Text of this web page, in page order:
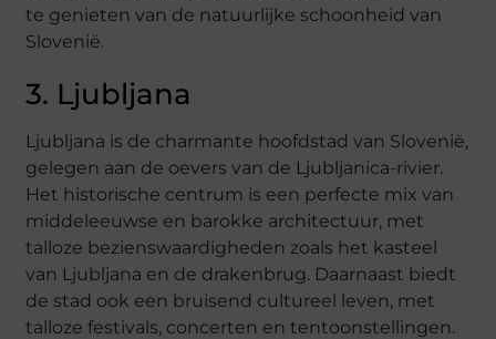
te genieten van de natuurlijke schoonheid van
Slovenië.
3. Ljubljana
Ljubljana is de charmante hoofdstad van Slovenië,
gelegen aan de oevers van de Ljubljanica-rivier.
Het historische centrum is een perfecte mix van
middeleeuwse en barokke architectuur, met
talloze bezienswaardigheden zoals het kasteel
van Ljubljana en de drakenbrug. Daarnaast biedt
de stad ook een bruisend cultureel leven, met
talloze festivals, concerten en tentoonstellingen.